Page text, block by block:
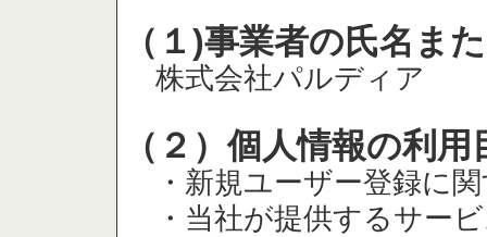
（１)事業者の氏名ま
株式会社パルディア
（２）個人情報の利用
・新規ユーザー登録に
・当社が提供するサー